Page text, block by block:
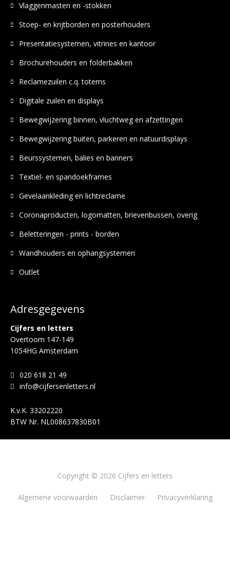
Adresgegevens
Cijfers en letters
Overtoom 147-149
1054HG Amsterdam
020 618 21 49
info@cijfersenletters.nl
K.v.K. 33202220
BTW Nr. NL008637830B01
Vlaggenmasten en -stokken
Stoep- en krijtborden en posterhouders
Presentatiesystemen, vitrines en kantoor
Brochurehouders en folderbakken
Reclamezuilen c.q. totems
Digitale zuilen en displays
Bewegwijzering binnen, vluchtweg en afzettingen
Bewegwijzering buiten, parkeren en natuurdisplays
Beurssystemen, balies en banners
Textiel- en spandoekframes
Gevelaankleding en lichtreclame
Coronaproducten, logomatten, brievenbussen, overig
Beletteringen - prints - borden
Wandhouders en ophangsystemen
Outlet
Copyright © 2026 Cijfers en letters
Algemene voorwaarden Disclaimer Privacyverklaring